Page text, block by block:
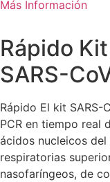
Más Información
Rápido
SARS-
Rápido El kit SARS-
PCR en tiempo real
ácidos nucleicos del
respiratorias
nasofaríngeos, de